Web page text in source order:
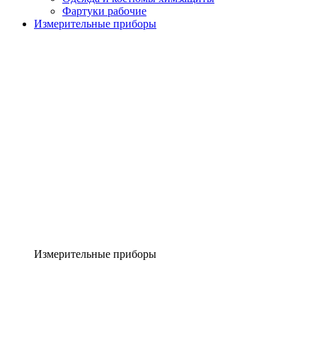
Фартуки рабочие
Измерительные приборы
Измерительные приборы